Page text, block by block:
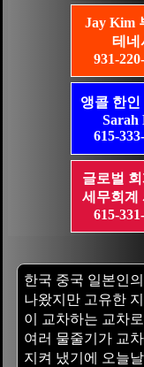
Jay Kim
테네
931-
앵콜 한인
Sarah
615-
글로벌
세무회계
615-
한국 중국 일본인
나왔지만 고유한
이 교차하는 교차
여러 물줄기가 교
지켜 냈기에 오늘